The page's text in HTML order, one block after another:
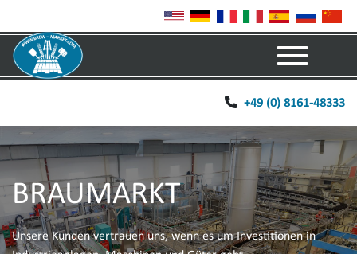
+49 (0) 8161-48333
BRAUMARKT
Unsere Kunden vertrauen uns, wenn es um Investitionen in